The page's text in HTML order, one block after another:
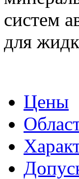
систем
для
Цены